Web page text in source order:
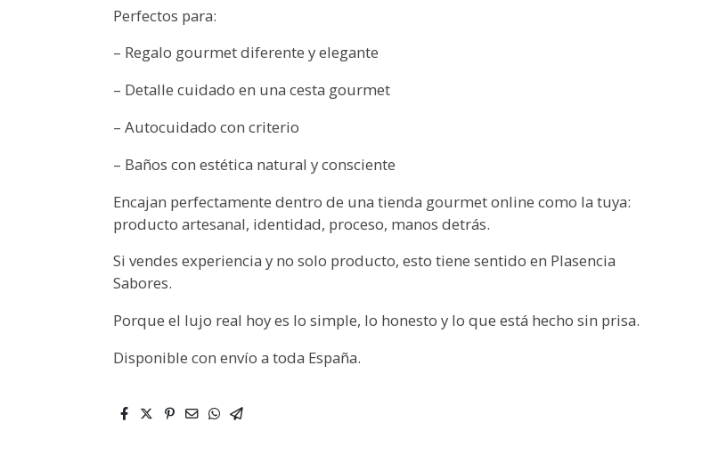
Perfectos para:
– Regalo gourmet diferente y elegante
– Detalle cuidado en una cesta gourmet
– Autocuidado con criterio
– Baños con estética natural y consciente
Encajan perfectamente dentro de una tienda gourmet online como la tuya:
producto artesanal, identidad, proceso, manos detrás.
Si vendes experiencia y no solo producto, esto tiene sentido en Plasencia
Sabores.
Porque el lujo real hoy es lo simple, lo honesto y lo que está hecho sin prisa.
Disponible con envío a toda España.